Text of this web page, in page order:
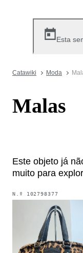
Esta
Catawiki Moda
Malas
Este objeto já
muito para
N.º 102798377